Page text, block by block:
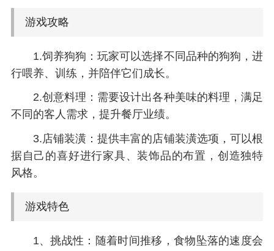
游戏攻略
1.饲养狗狗：玩家可以选择不同品种的狗狗，进
行喂养、训练，并陪伴它们成长。
2.创意料理：需要设计出各种美味的料理，满足
不同的客人需求，提升餐厅业绩。
3.店铺装潢：提供丰富的店铺装潢选项，可以根
据自己的喜好进行家具、装饰品的布置，创造独特
风格。
游戏特色
1、挑战性：随着时间推移，食物坠落的速度会